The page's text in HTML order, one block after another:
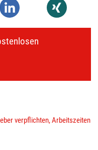
verpflichten, Arbeitszeiten